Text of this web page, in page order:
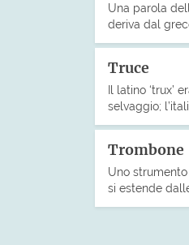
Una parola
deriva dal
Truce
Il latino ‘trux’
selvaggio;
Trombone
Uno
si estende